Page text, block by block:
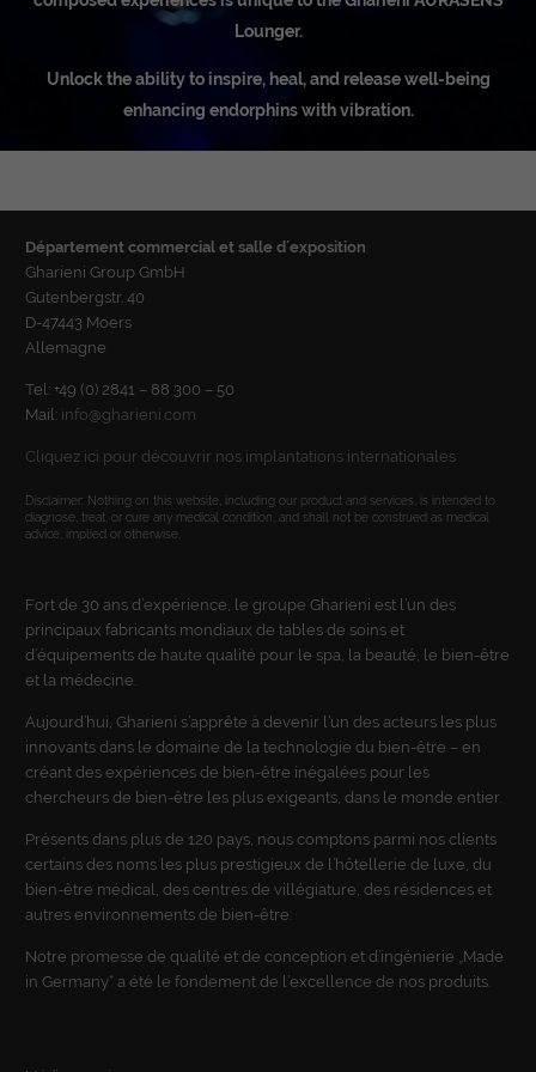
Lounger.
Unlock the ability to inspire, heal, and release well-being
enhancing endorphins with vibration.
Département commercial et salle d´exposition
Gharieni Group GmbH
Gutenbergstr. 40
D-47443 Moers
Allemagne
Tel: +49 (0) 2841 – 88 300 – 50
Mail: info@gharieni.com
Cliquez ici pour découvrir nos implantations internationales
Disclaimer: Nothing on this website, including our product and services, is intended to
diagnose, treat, or cure any medical condition, and shall not be construed as medical
advice, implied or otherwise.
Fort de 30 ans d’expérience, le groupe Gharieni est l’un des
principaux fabricants mondiaux de tables de soins et
d’équipements de haute qualité pour le spa, la beauté, le bien-être
et la médecine.
Aujourd’hui, Gharieni s’apprête à devenir l’un des acteurs les plus
innovants dans le domaine de la technologie du bien-être – en
créant des expériences de bien-être inégalées pour les
chercheurs de bien-être les plus exigeants, dans le monde entier.
Présents dans plus de 120 pays, nous comptons parmi nos clients
certains des noms les plus prestigieux de l’hôtellerie de luxe, du
bien-être médical, des centres de villégiature, des résidences et
autres environnements de bien-être.
Notre promesse de qualité et de conception et d’ingénierie „Made
in Germany“ a été le fondement de l’excellence de nos produits.